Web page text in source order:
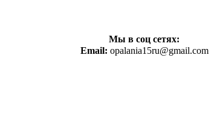
Мы в соц сетях:
Email: opalania15ru@gmail.com